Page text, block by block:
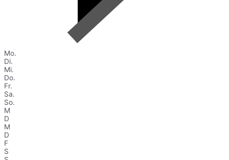
Mo.
Di.
Mi.
Do.
Fr.
Sa.
So.
M
D
M
D
F
S